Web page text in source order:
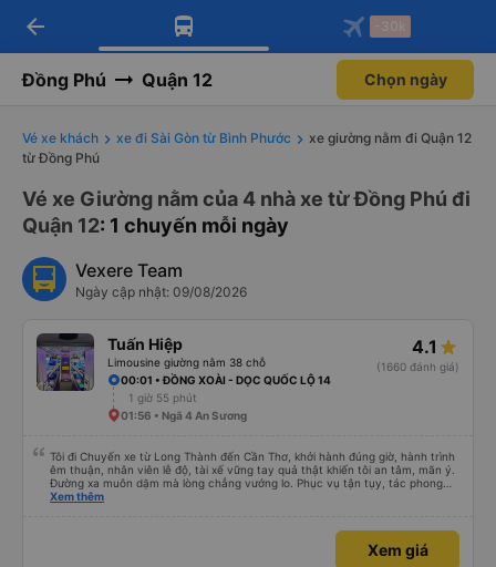
Tải app Vexere ngay!
Nhận ưu đãi thành viên độc
Mở app
Tải app Vexere
-30k/ghế khi đặt vé máy bay qua
Mở app
arrow_back -30k
Đồng Phú Quận 12 Chọn ngày
Vé xe khách xe đi Sài Gòn từ Bình Phước
xe giường nằm đi Quận 12
từ Đồng Phú
Vé xe Giường nằm của 4 nhà xe từ Đồng Phú đi
Quận 12: 1 chuyến mỗi ngày
Vexere Team
Ngày cập nhật: 09/08/2026
Tuấn Hiệp
Limousine giường nằm 38 chỗ
4.1
(1660 đánh giá)
00:01 • ĐỒNG XOÀI - DỌC QUỐC LỘ 14
1 giờ 55 phút
01:56 • Ngã 4 An Sương
Tôi đi Chuyến xe từ Long Thành đến Cần Thơ, khởi hành đúng giờ, hành trình
êm thuận, nhân viên lễ độ, tài xế vững tay quả thật khiến tôi an tâm, mãn ý.
Đường xa muôn dặm mà lòng chẳng vướng lo. Phục vụ tận tụy, tác phong
nghiêm cẩn, hiếm thấy giữa thời buổi kim tiền vội vã. Xã hội loạn đạo. Xin gửi
Xem thêm
Xem giá